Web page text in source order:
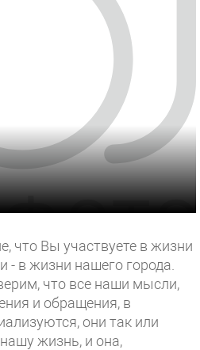
что Вы участвуете в жизни
- в жизни нашего города.
что все наши мысли,
и обращения, в
они так или
жизнь, и она,